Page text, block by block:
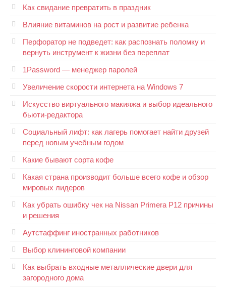
Как свидание превратить в праздник
Влияние витаминов на рост и развитие ребенка
Перфоратор не подведет: как распознать поломку и
вернуть инструмент к жизни без переплат
1Password — менеджер паролей
Увеличение скорости интернета на Windows 7
Искусство виртуального макияжа и выбор идеального
бьюти-редактора
Социальный лифт: как лагерь помогает найти друзей
перед новым учебным годом
Какие бывают сорта кофе
Какая страна производит больше всего кофе и обзор
мировых лидеров
Как убрать ошибку чек на Nissan Primera P12 причины
и решения
Аутстаффинг иностранных работников
Выбор клининговой компании
Как выбрать входные металлические двери для
загородного дома